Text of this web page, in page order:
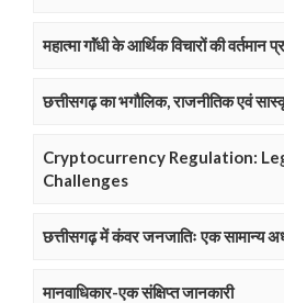
महात्मा गाॅंधी के आर्थिक विचारों की वर्तमान
छत्तीसगढ़ का भगौलिक, राजनीतिक एवं
Cryptocurrency Regulation:
Challenges
छत्तीसगढ़ में कंवर जनजातिः एक सामान्य
मानवाधिकार-एक संक्षिप्त जानकारी